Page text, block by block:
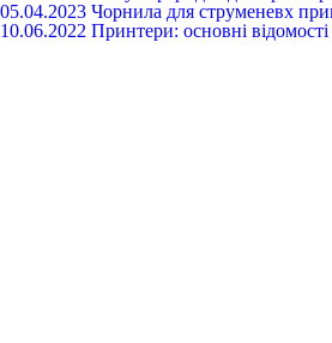
05.04.2023 Чорнила для струменевх
10.06.2022 Принтери: основні відомості